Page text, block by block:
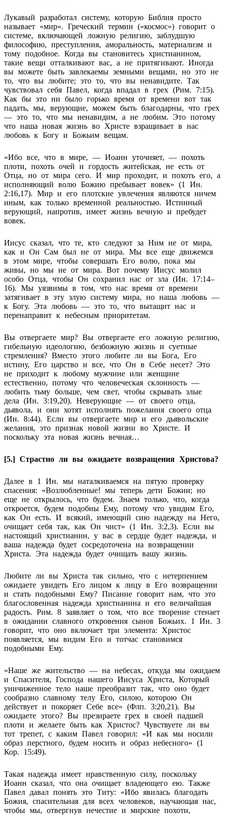
Лукавый разработал систему, которую Библия просто
называет «мир». Греческий термин («космос») говорит о
системе, включающей ложную религию, заблудшую
философию, преступления, аморальность, материализм и
тому подобное. Когда вы становитесь христианином,
такие вещи отталкивают вас, а не притягивают. Иногда
вы можете быть завлекаемы земными вещами, но это не
то, что вы любите; это то, что вы ненавидите. Так
чувствовал себя Павел, когда впадал в грех (Рим. 7:15).
Как бы это ни было горько время от времени вот так
падать, мы, верующие, можем быть благодарны, что грех
— это то, что мы ненавидим, а не любим. Это потому
что наша новая жизнь во Христе взращивает в нас
любовь к Богу и Божьим вещам.
«Ибо все, что в мире, — Иоанн уточняет, — похоть
плоти, похоть очей и гордость житейская, не есть от
Отца, но от мира сего. И мир проходит, и похоть его, а
исполняющий волю Божию пребывает вовек» (1 Ин.
2:16,17). Мир и его плотские увлечения являются ничем
иным, как только временной реальностью. Истинный
верующий, напротив, имеет жизнь вечную и пребудет
вовек.
Иисус сказал, что те, кто следуют за Ним не от мира,
как и Он Сам был не от мира. Мы все еще движемся
в этом мире, чтобы совершать Его волю, пока мы
живы, но мы не от мира. Вот почему Иисус молил
особо Отца, чтобы Он сохранил нас от зла (Ин. 17:14–
16). Мы уязвимы в том, что нас время от времени
затягивает в эту злую систему мира, но наша любовь —
к Богу. Эта любовь — это то, что вытащит нас и
перенаправит к небесным приоритетам.
Вы отвергаете мир? Вы отвергаете его ложную религию,
гибельную идеологию, безбожную жизнь и суетные
стремления? Вместо этого любите ли вы Бога, Его
истину, Его царство и все, что Он в Себе несет? Это
не приходит к любому мужчине или женщине
естественно, потому что человеческая склонность —
любить тьму больше, чем свет, чтобы скрывать злые
дела (Ин. 3:19,20). Неверующие — от своего отца,
дьявола, и они хотят исполнять пожелания своего отца
(Ин. 8:44). Если вы отвергаете мир и его дьявольские
желания, это признак новой жизни во Христе. И
поскольку эта новая жизнь вечная…
[5.] Страстно ли вы ожидаете возвращения Христова?
Далее в 1 Ин. мы наталкиваемся на пятую проверку
спасения: «Возлюбленные! мы теперь дети Божии; но
еще не открылось, что будем. Знаем только, что, когда
откроется, будем подобны Ему, потому что увидим Его,
как Он есть. И всякий, имеющий сию надежду на Него,
очищает себя так, как Он чист» (1 Ин. 3:2,3). Если вы
настоящий христианин, у вас в сердце будет надежда, и
ваша надежда будет сосредоточена на возвращении
Христа. Эта надежда будет очищать вашу жизнь.
Любите ли вы Христа так сильно, что с нетерпением
ожидаете увидеть Его лицом к лицу в Его возвращении
и стать подобными Ему? Писание говорит нам, что это
благословенная надежда христианина и его величайшая
радость. Рим. 8 заявляет о том, что все творение стенает
в ожидании славного откровения сынов Божьих. 1 Ин. 3
говорит, что оно включает три элемента: Христос
появляется, мы видим Его и тотчас становимся
подобными Ему.
«Наше же жительство — на небесах, откуда мы ожидаем
и Спасителя, Господа нашего Иисуса Христа, Который
уничиженное тело наше преобразит так, что оно будет
сообразно славному телу Его, силою, которою Он
действует и покоряет Себе все» (Флп. 3:20,21). Вы
ожидаете этого? Вы презираете грех в своей падшей
плоти и желаете быть как Христос? Чувствуете ли вы
тот трепет, с каким Павел говорил: «И как мы носили
образ перстного, будем носить и образ небесного» (1
Кор. 15:49).
Такая надежда имеет нравственную силу, поскольку
Иоанн сказал, что она очищает владеющего ею. Также
Павел давал понять это Титу: «Ибо явилась благодать
Божия, спасительная для всех человеков, научающая нас,
чтобы мы, отвергнув нечестие и мирские похоти,